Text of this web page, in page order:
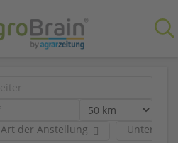
Art der Anstellung